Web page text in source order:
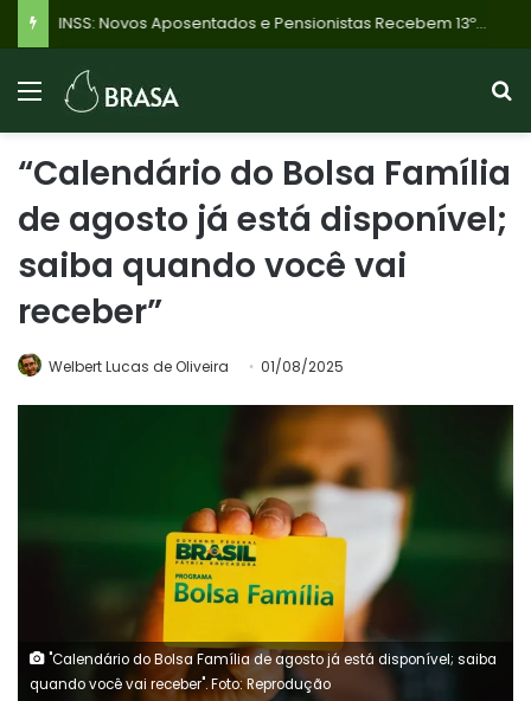
INSS: Novos Aposentados e Pensionistas Recebem 13º Salário Proporcional em Novembro de 2026; Veja o Calendário!
“Calendário do Bolsa Família
de agosto já está disponível;
saiba quando você vai
receber”
Welbert Lucas de Oliveira 01/08/2025
"Calendário do Bolsa Família de agosto já está disponível; saiba
quando você vai receber". Foto: Reprodução